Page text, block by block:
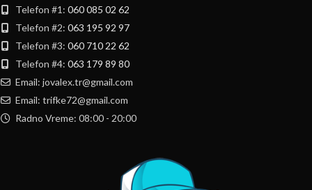
Telefon #1: 060 085 02 62
Telefon #2: 063 195 92 97
Telefon #3: 060 710 22 62
Telefon #4: 063 179 89 80
Email: jovalex.tr@gmail.com
Email: trifke72@gmail.com
Radno Vreme: 08:00 - 20:00